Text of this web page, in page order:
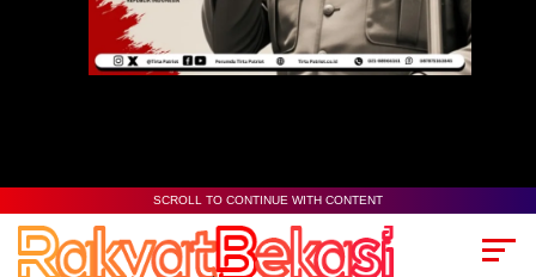
SCROLL TO CONTINUE WITH CONTENT